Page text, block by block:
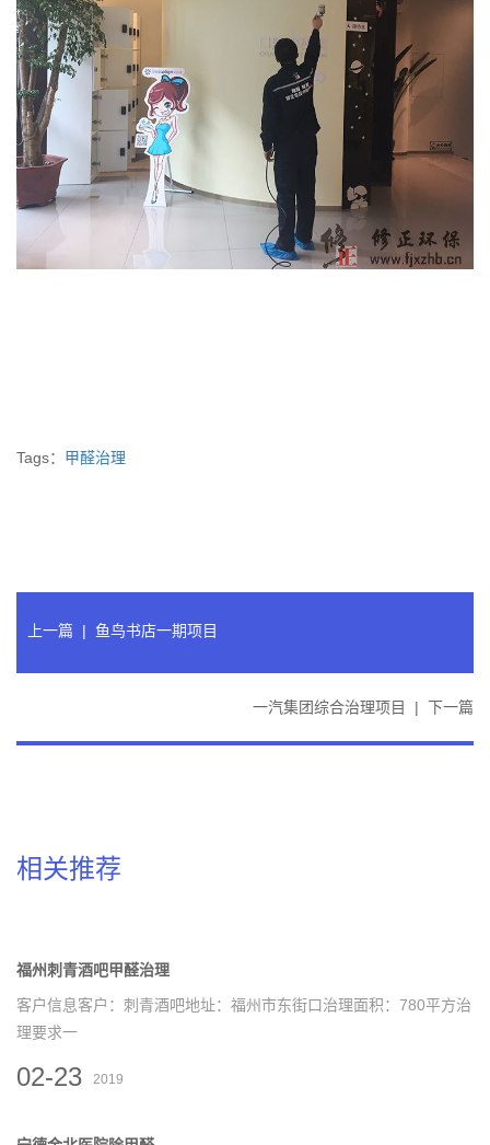
Tags： 甲醛治理
上一篇 | 鱼鸟书店一期项目
一汽集团综合治理项目 | 下一篇
相关推荐
福州刺青酒吧甲醛治理
客户信息客户：刺青酒吧地址：福州市东街口治理面积：780平方治
理要求一
02-23 2019